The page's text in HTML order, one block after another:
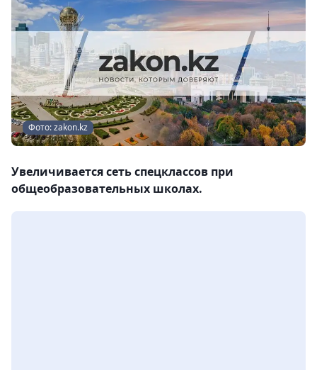
Фото: zakon.kz
Увеличивается сеть спецклассов при
общеобразовательных школах.